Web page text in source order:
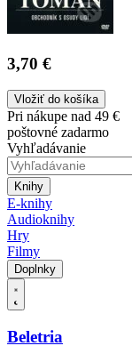
3,70 €
Vložiť do košíka
Pri nákupe nad 49 €
poštovné zadarmo
Vyhľadávanie
Knihy
E-knihy
Audioknihy
Hry
Filmy
Doplnky
Beletria